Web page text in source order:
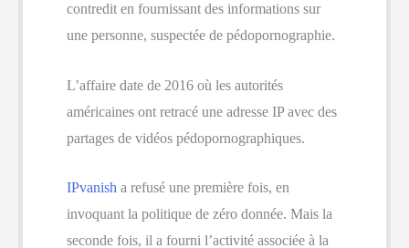
contredit en fournissant des informations sur
une personne, suspectée de pédopornographie.
L’affaire date de 2016 où les autorités
américaines ont retracé une adresse IP avec des
partages de vidéos pédopornographiques.
IPvanish a refusé une première fois, en
invoquant la politique de zéro donnée. Mais la
seconde fois, il a fourni l’activité associée à la